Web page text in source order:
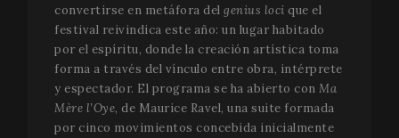
convertirse en metáfora del genius loci que el
festival reivindica este año: un lugar habitado
por el espíritu, donde la creación artística toma
forma a través del vínculo entre obra, intérprete
y espectador. El programa se ha abierto con Ma
Mère l’Oye, de Maurice Ravel, una suite formada
por cinco movimientos concebida inicialmente